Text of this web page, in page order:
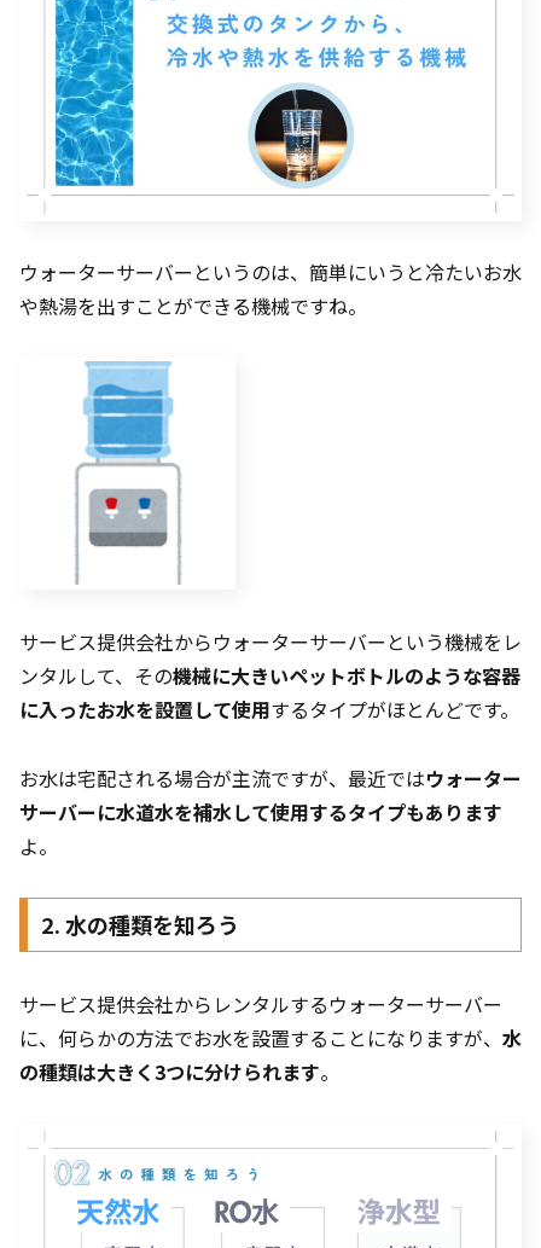
ウォーターサーバーというのは、簡単にいうと冷たいお水
や熱湯を出すことができる機械ですね。
サービス提供会社からウォーターサーバーという機械をレ
ンタルして、その機械に大きいペットボトルのような容器
に入ったお水を設置して使用するタイプがほとんどです。
お水は宅配される場合が主流ですが、最近ではウォーター
サーバーに水道水を補水して使用するタイプもあります
よ。
2. 水の種類を知ろう
サービス提供会社からレンタルするウォーターサーバー
に、何らかの方法でお水を設置することになりますが、 水
の種類は大きく3つに分けられます。